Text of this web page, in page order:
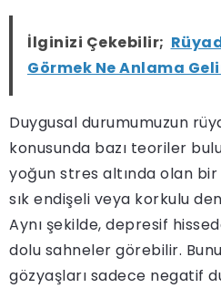
İlginizi Çekebilir;
Görmek Ne Anlama
Duygusal durumumuzun
konusunda bazı teoriler
yoğun stres altında olan bir
sık endişeli veya korkulu
Aynı şekilde, depresif
dolu sahneler görebilir.
gözyaşları sadece negatif